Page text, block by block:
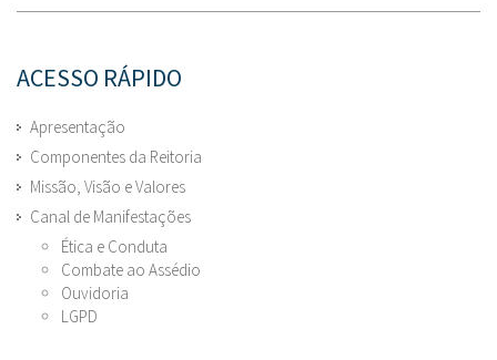
ACESSO RÁPIDO
Apresentação
Componentes da Reitoria
Missão, Visão e Valores
Canal de Manifestações
Ética e Conduta
Combate ao Assédio
Ouvidoria
LGPD